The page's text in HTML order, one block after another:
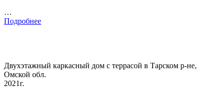
…
Подробнее
Двухэтажный каркасный дом с террасой в Тарском р-не,
Омской обл.
2021г.